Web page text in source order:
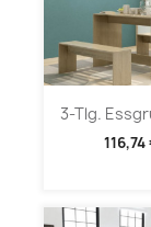
3-Tlg.
116,74